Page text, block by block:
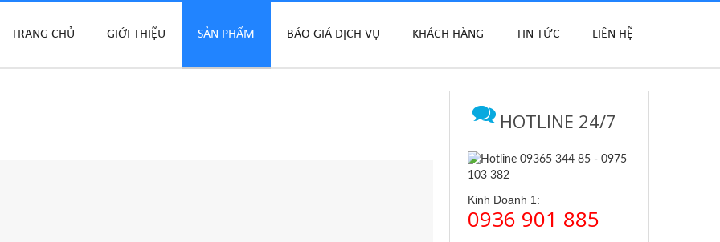
TRANG CHỦ GIỚI THIỆU SẢN PHẨM BÁO GIÁ DỊCH VỤ KHÁCH HÀNG TIN TỨC LIÊN HỆ
HOTLINE 24/7
Kinh Doanh 1:
0936 901 885